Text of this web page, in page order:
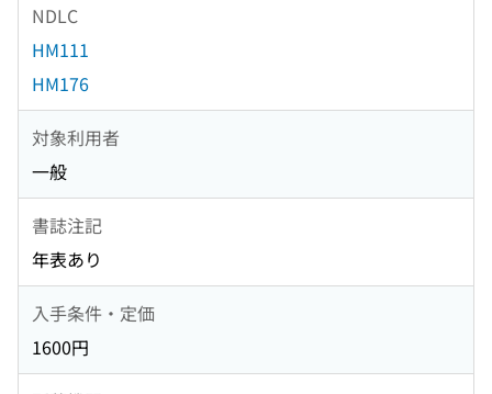
NDLC
HM111
HM176
対象利用者
一般
書誌注記
年表あり
入手条件・定価
1600円